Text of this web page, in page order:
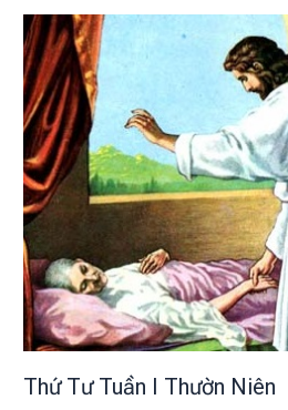
Thứ Tư Tuần I Thườn Niên